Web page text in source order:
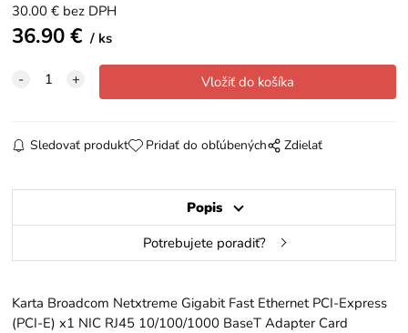
30.00 € bez DPH
36.90€ ks
Sledovať produkt Pridať do obľúbených Zdielať
Popis
Potrebujete poradiť?
Karta Broadcom Netxtreme Gigabit Fast Ethernet PCI-Express
(PCI-E) x1 NIC RJ45 10/100/1000 BaseT Adapter Card